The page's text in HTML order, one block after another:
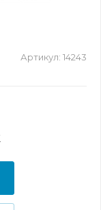
Артикул: 14243